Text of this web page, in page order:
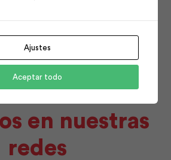
en nuestras
redes
Ajustes
Aceptar todo